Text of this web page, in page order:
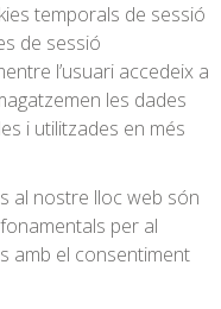
temporals de sessió
de sessió
l’usuari accedeix a
les dades
i utilitzades en més
al nostre lloc web són
per al
amb el consentiment